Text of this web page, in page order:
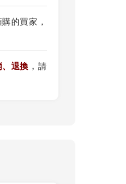
的買家，
退換 ，請